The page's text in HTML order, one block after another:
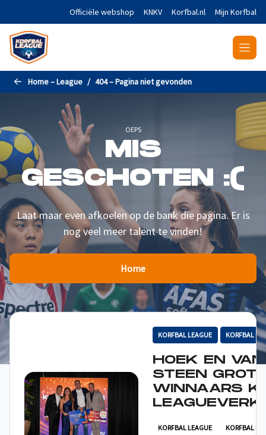
Naar de hoofdinhoud gaanOfficiële webshop KNKV Korfbal.nl Mijn Korfbal
Home – League 404 – Pagina niet gevonden
OEPS
MIS
GESCHOTEN :(
Laat maar even afkoelen op de bank die pagina. Er is
nog veel meer talent te vinden!
Home
KORFBAL LEAGUE KORFBAL
HOEK EN VAN
STEEN
WINNAARS
KORFBAL LEAGUE KORFBAL